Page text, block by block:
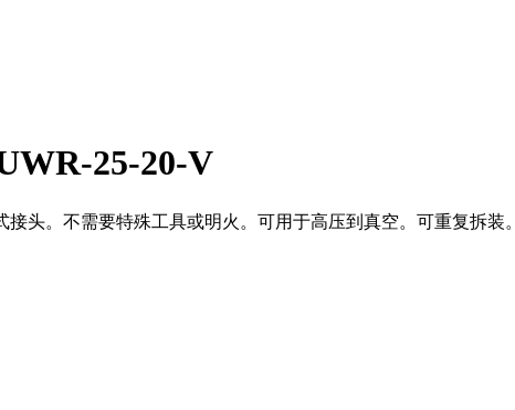
25-20-V
头。不需要特殊工具或明火。可用于高压到真空。可重复拆装。